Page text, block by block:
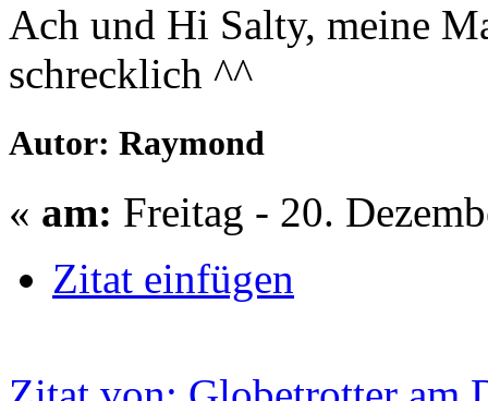
Ach und Hi Salty, meine
schrecklich ^^
Autor: Raymond
« am: Freitag - 20.
Zitat einfügen